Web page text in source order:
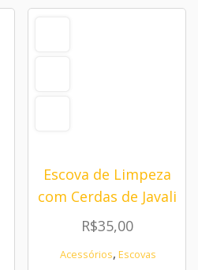
Escova de Limpeza
com Cerdas de Javali
R$35,00
Acessórios, Escovas